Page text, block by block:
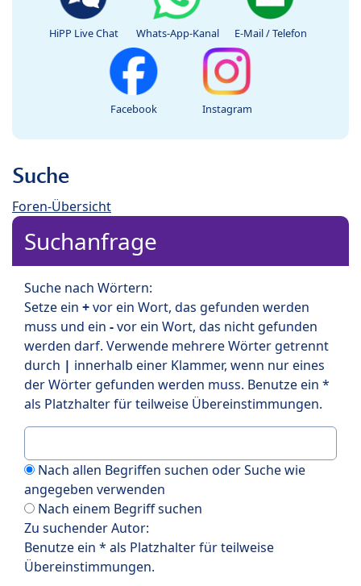
HiPP Live Chat Whats-App-Kanal E-Mail / Telefon
Facebook Instagram
Suche
Foren-Übersicht
Suchanfrage
Suche nach Wörtern:
Setze ein +vor ein Wort, das gefunden werden
muss und ein -vor ein Wort, das nicht gefunden
werden darf. Verwende mehrere Wörter getrennt
durch | innerhalb einer Klammer, wenn nur eines
der Wörter gefunden werden muss. Benutze ein *
als Platzhalter für teilweise Übereinstimmungen.
Nach allen Begriffen suchen oder Suche wie
angegeben verwenden
Nach einem Begriff suchen
Zu suchender Autor:
Benutze ein * als Platzhalter für teilweise
Übereinstimmungen.